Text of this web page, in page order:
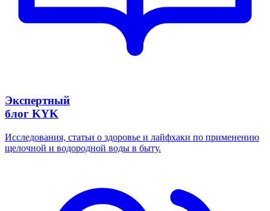
Экспертный
блог KYK
Исследования, статьи о здоровье и лайфхаки по применению
щелочной и водородной воды в быту.